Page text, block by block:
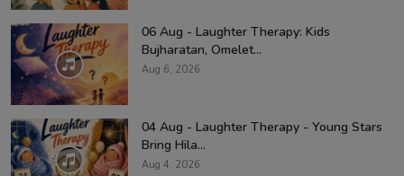
06 Aug - Laughter Therapy: Kids
Bujharatan, Omelet...
Aug 6, 2026
04 Aug - Laughter Therapy - Young Stars
Bring Hila...
Aug 4, 2026